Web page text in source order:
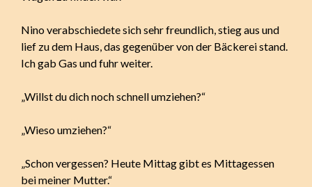
Nino verabschiedete sich sehr freundlich, stieg aus und
lief zu dem Haus, das gegenüber von der Bäckerei stand.
Ich gab Gas und fuhr weiter.
„Willst du dich noch schnell umziehen?“
„Wieso umziehen?“
„Schon vergessen? Heute Mittag gibt es Mittagessen
bei meiner Mutter.“